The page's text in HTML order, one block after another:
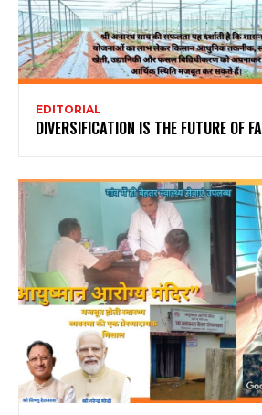
EDITORIAL
DIVERSIFICATION IS THE FUTURE OF